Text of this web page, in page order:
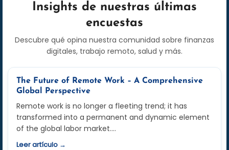
Insights de nuestras últimas
encuestas
Descubre qué opina nuestra comunidad sobre finanzas
digitales, trabajo remoto, salud y más.
The Future of Remote Work – A Comprehensive
Global Perspective
Remote work is no longer a fleeting trend; it has
transformed into a permanent and dynamic element
of the global labor market.…
Leer artículo →